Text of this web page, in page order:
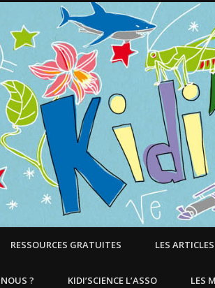
aux Enfants !
RESSOURCES GRATUITES LES
? KIDI’SCIENCE L’ASSO LES